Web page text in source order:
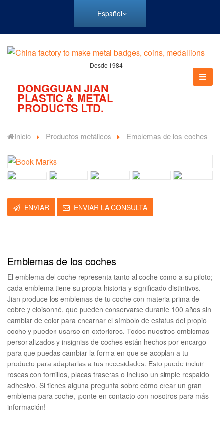
Español
Desde 1984
DONGGUAN JIAN
PLASTIC & METAL
PRODUCTS LTD.
Inicio Productos metálicos Emblemas de los coches
ENVIAR ENVIAR LA CONSULTA
Emblemas de los coches
El emblema del coche representa tanto al coche como a su piloto;
cada emblema tiene su propia historia y significado distintivos.
Jian produce los emblemas de tu coche con materia prima de
cobre y cloisonné, que pueden conservarse durante 100 años sin
cambiar de color para encarnar el símbolo de estatus del propio
coche y pueden usarse en exteriores. Todos nuestros emblemas
personalizados y insignias de coches están hechos por encargo
para que puedas cambiar la forma en que se acoplan a tu
producto para adaptarlas a tus necesidades. Esto puede incluir
roscas con tornillos, placas traseras o incluso un simple respaldo
adhesivo. Si tienes alguna pregunta sobre cómo crear un gran
emblema para coche, ¡ponte en contacto con nosotros para más
información!